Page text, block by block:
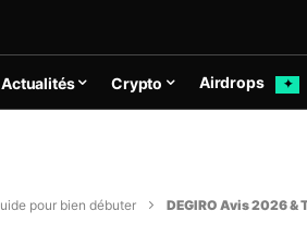
Actualités Crypto Airdrops ✦
pour bien débuter
DEGIRO Avis 2026